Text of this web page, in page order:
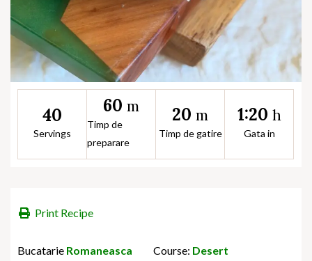
40
Servings
60 m
Timp de
preparare
20 m
Timp de gatire
1:20 h
Gata in
Print Recipe
Bucatarie Romaneasca Course: Desert